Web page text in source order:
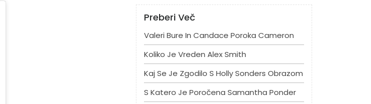
Preberi Več
Valeri Bure In Candace Poroka Cameron
Koliko Je Vreden Alex Smith
Kaj Se Je Zgodilo S Holly Sonders Obrazom
S Katero Je Poročena Samantha Ponder